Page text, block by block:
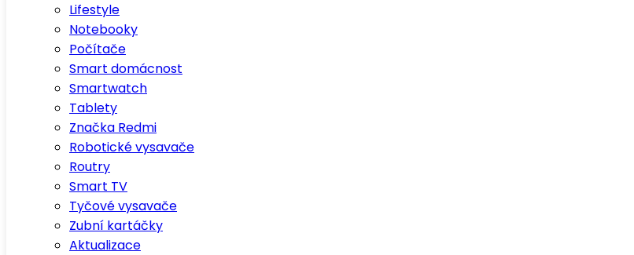
Lifestyle
Notebooky
Počítače
Smart domácnost
Smartwatch
Tablety
Značka Redmi
Robotické vysavače
Routry
Smart TV
Tyčové vysavače
Zubní kartáčky
Aktualizace